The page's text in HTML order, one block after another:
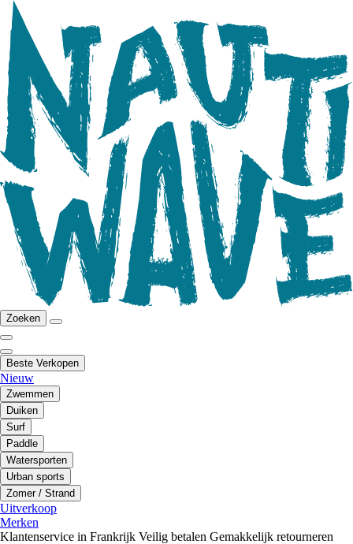
Zoeken
Beste Verkopen
Nieuw
Zwemmen
Duiken
Surf
Paddle
Watersporten
Urban sports
Zomer / Strand
Uitverkoop
Merken
Klantenservice in Frankrijk Veilig betalen Gemakkelijk retourneren